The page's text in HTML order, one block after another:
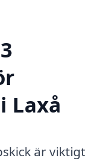
Laxå
är viktigt